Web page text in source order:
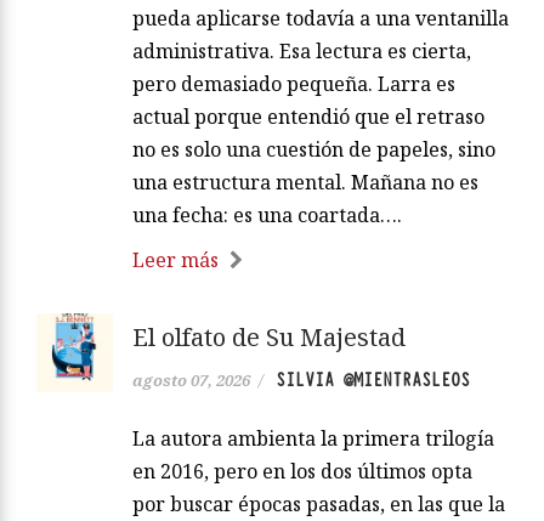
pueda aplicarse todavía a una ventanilla
administrativa. Esa lectura es cierta,
pero demasiado pequeña. Larra es
actual porque entendió que el retraso
no es solo una cuestión de papeles, sino
una estructura mental. Mañana no es
una fecha: es una coartada….
Leer más
El olfato de Su Majestad
agosto 07, 2026 / SILVIA @MIENTRASLEOS
La autora ambienta la primera trilogía
en 2016, pero en los dos últimos opta
por buscar épocas pasadas, en las que la